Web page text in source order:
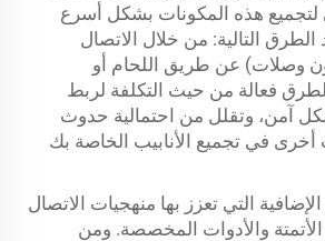
هذه المكونات بشكل أسرع
الطرق التالية: من خلال الاتصال
وصلات) عن طريق اللحام أو
فعالة من حيث التكلفة لربط
آمن، وتقلل من احتمالية حدوث
في تجميع الأنابيب الخاصة بك
التي تعزز بها منهجيات الاتصال
الأتمتة والأدوات المخصصة. ومن